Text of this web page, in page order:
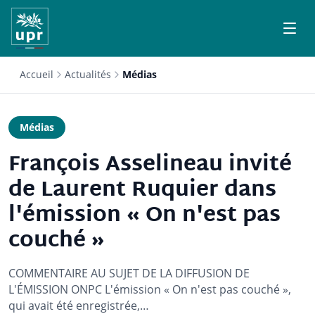
Accueil Actualités Médias
Médias
François Asselineau invité
de Laurent Ruquier dans
l'émission « On n'est pas
couché »
COMMENTAIRE AU SUJET DE LA DIFFUSION DE
L'ÉMISSION ONPC L'émission « On n'est pas couché »,
qui avait été enregistrée,…